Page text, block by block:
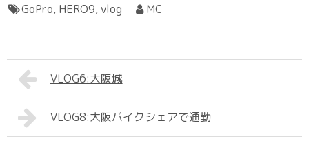
GoPro, HERO9,vlog MC
VLOG6:大阪城
VLOG8:大阪バイクシェアで通勤